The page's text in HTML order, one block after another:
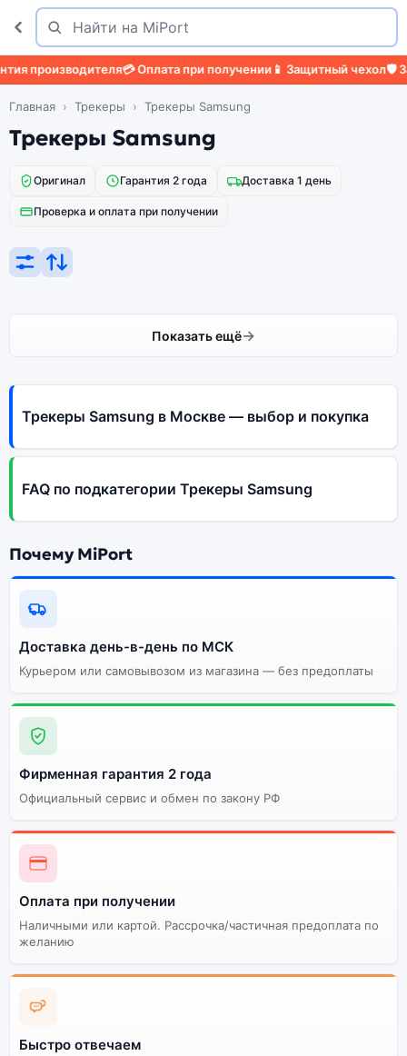
Поиск
Найти
производителя💳 Оплата при получении📱 Защитный чехол🛡️
Главная Трекеры Трекеры Samsung
Трекеры Samsung
Оригинал Гарантия 2 года Доставка 1 день
Проверка и оплата при получении
Показать ещё
Трекеры Samsung в Москве — выбор и покупка
FAQ по подкатегории Трекеры Samsung
Почему MiPort
Доставка день-в-день по МСК
Курьером или самовывозом из магазина — без предоплаты
Фирменная гарантия 2 года
Официальный сервис и обмен по закону РФ
Оплата при получении
Наличными или картой. Рассрочка/частичная предоплата по
желанию
Быстро отвечаем